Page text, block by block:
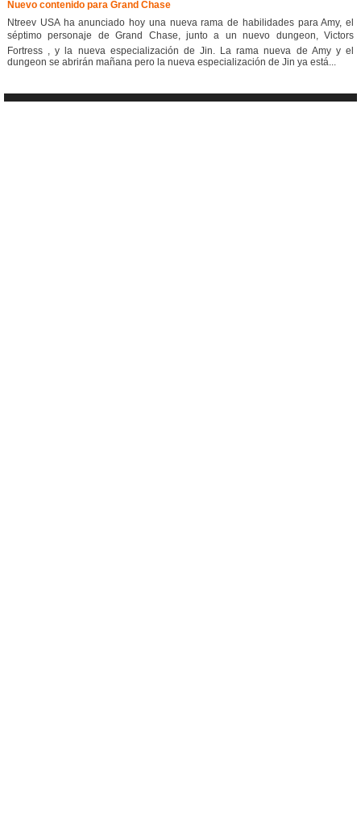
Nuevo contenido para Grand Chase
Ntreev USA ha anunciado hoy una nueva rama de habilidades para Amy, el
séptimo personaje de Grand Chase, junto a un nuevo dungeon, Victors
Fortress , y la nueva especialización de Jin. La rama nueva de Amy y el
dungeon se abrirán mañana pero la nueva especialización de Jin ya está...